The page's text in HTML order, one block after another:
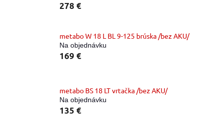
278 €
metabo W 18 L BL 9-125 brúska /bez AKU/
Na objednávku
169 €
metabo BS 18 LT vrtačka /bez AKU/
Na objednávku
135 €